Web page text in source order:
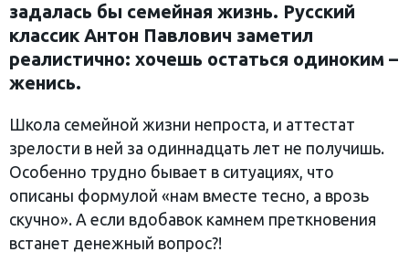
задалась бы семейная жизнь. Русский
классик Антон Павлович заметил
реалистично: хочешь остаться одиноким –
женись.
Школа семейной жизни непроста, и аттестат
зрелости в ней за одиннадцать лет не получишь.
Особенно трудно бывает в ситуациях, что
описаны формулой «нам вместе тесно, а врозь
скучно». А если вдобавок камнем преткновения
встанет денежный вопрос?!